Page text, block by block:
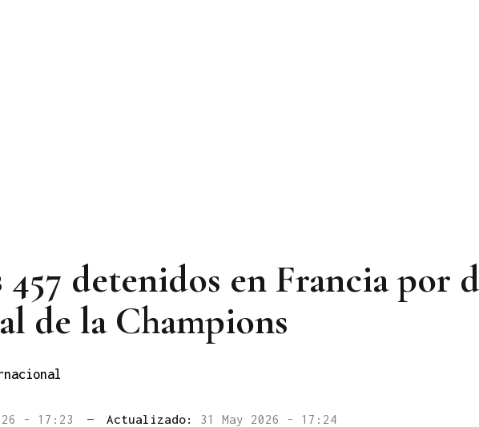
detenidos en Francia por
de la Champions
- 17:23 — Actualizado: 31 May 2026 - 17:24